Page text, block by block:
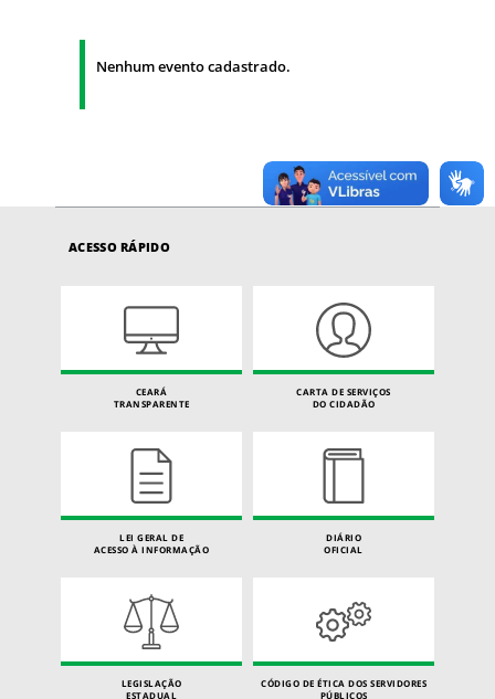
Nenhum evento cadastrado.
ACESSO RÁPIDO
CEARÁ
TRANSPARENTE
CARTA DE SERVIÇOS
DO CIDADÃO
LEI GERAL DE
ACESSO À INFORMAÇÃO
DIÁRIO
OFICIAL
LEGISLAÇÃO
ESTADUAL
CÓDIGO DE ÉTICA DOS SERVIDORES
PÚBLICOS